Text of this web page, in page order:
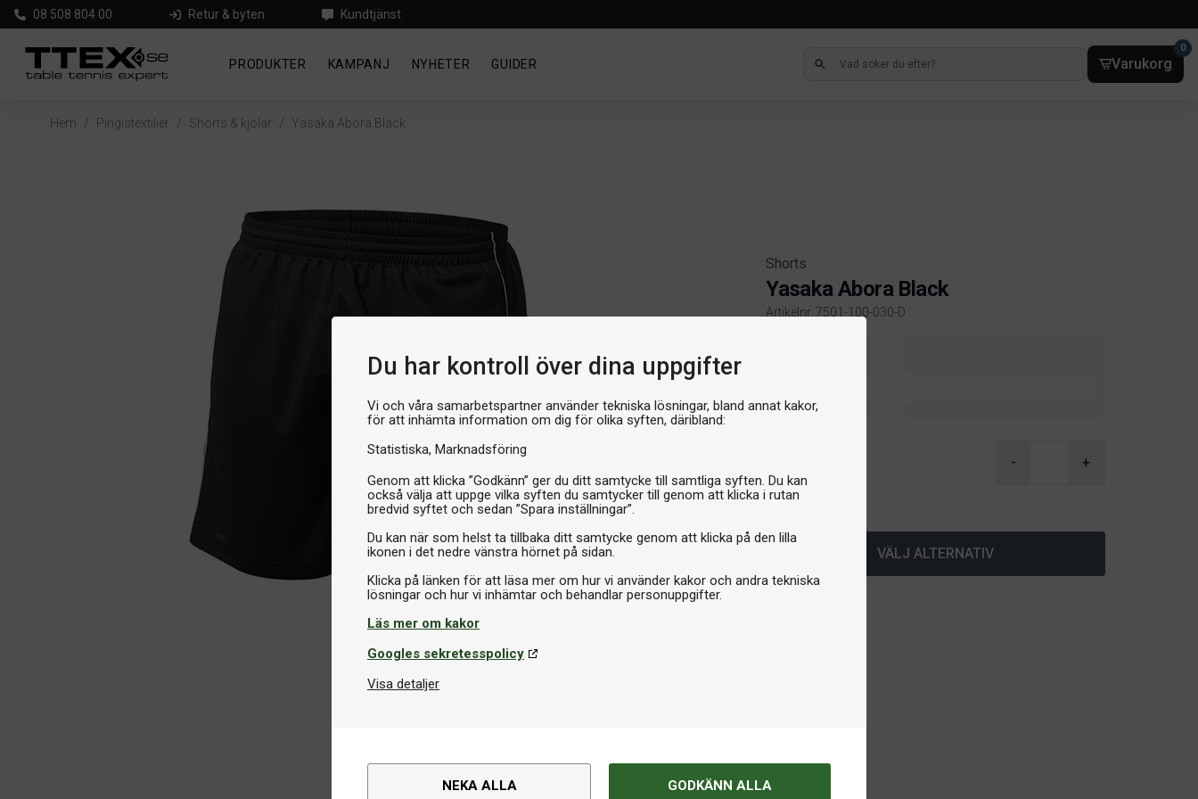
Du har kontroll över dina uppgifter
Vi och våra samarbetspartner använder tekniska lösningar, bland annat kakor,
för att inhämta information om dig för olika syften, däribland:
Statistiska Marknadsföring
Genom att klicka ”Godkänn” ger du ditt samtycke till samtliga syften. Du kan
också välja att uppge vilka syften du samtycker till genom att klicka i rutan
bredvid syftet och sedan ”Spara inställningar”.
Du kan när som helst ta tillbaka ditt samtycke genom att klicka på den lilla
ikonen i det nedre vänstra hörnet på sidan.
Klicka på länken för att läsa mer om hur vi använder kakor och andra tekniska
Läs mer om kakor
Googles sekretesspolicy
Visa detaljer
NEKA ALLA GODKÄNN ALLA
08 508 804 00 Retur & byten Kundtjänst
PRODUKTER KAMPANJ NYHETER GUIDER Varukorg
0
Hem / Pingistextilier / Shorts & kjolar / Yasaka Abora Black
Shorts
Yasaka Abora Black
Artikelnr. 7501-100-030-D
- +
I lager
VÄLJ ALTERNATIV